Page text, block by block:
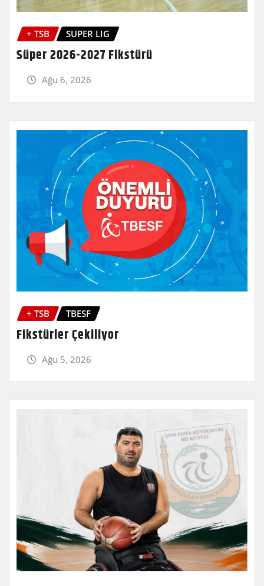
+ TSB SUPER LIG
Süper 2026-2027 Fikstürü
Ağu 6, 2026
+ TSB TBESF
Fikstürler Çekiliyor
Ağu 5, 2026